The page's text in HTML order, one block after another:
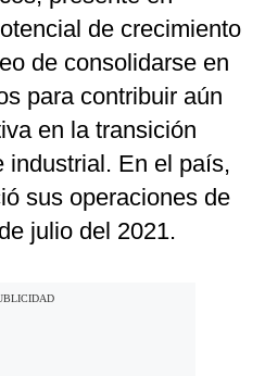
de crecimiento
de consolidarse en
para contribuir aún
en la transición
industrial. En el país,
sus operaciones de
julio del 2021.